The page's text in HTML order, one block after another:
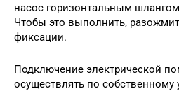
насос горизонтальным
Чтобы это выполнить,
фиксации.
Подключение электрической
осуществлять по